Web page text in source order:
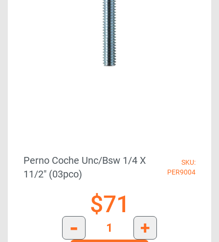
Perno Coche Unc/bsw 1/4 X
11/2″ (03pco)
SKU:
PER9004
$71
-
+